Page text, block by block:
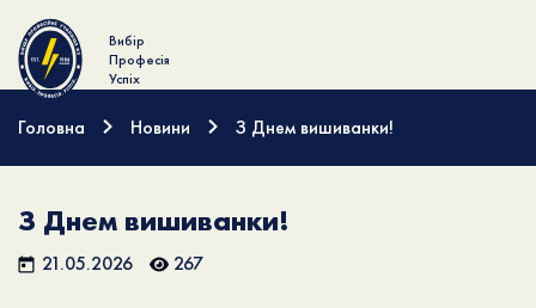
Вибір
Професія
Успіх
Головна Новини З Днем вишиванки!
З Днем вишиванки!
21.05.2026 267